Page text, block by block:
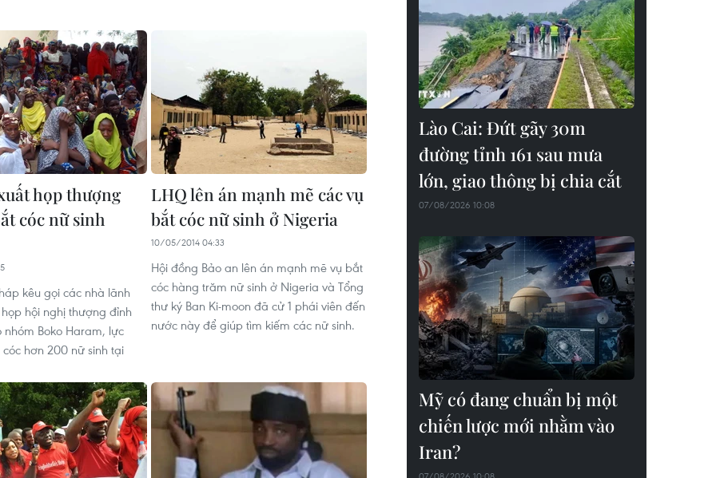
họp thượng
cóc nữ sinh
kêu gọi các nhà lãnh
hội nghị thượng đỉnh
Boko Haram, lực
hơn 200 nữ sinh tại
LHQ lên án mạnh mẽ các vụ
bắt cóc nữ sinh ở Nigeria
10/05/2014 04:33
Hội đồng Bảo an lên án mạnh mẽ vụ bắt
cóc hàng trăm nữ sinh ở Nigeria và Tổng
thư ký Ban Ki-moon đã cử 1 phái viên đến
nước này để giúp tìm kiếm các nữ sinh.
Lào Cai: Đứt gãy 30m
đường tỉnh 161 sau mưa
lớn, giao thông bị chia cắt
07/08/2026 10:08
Mỹ có đang chuẩn bị một
chiến lược mới nhằm vào
Iran?